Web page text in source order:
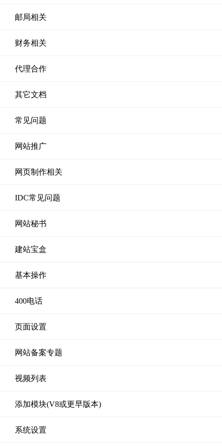
邮局相关
财务相关
代理合作
其它文档
常见问题
网站推广
网页制作相关
IDC常见问题
网站秘书
建站宝盒
基本操作
400电话
页面设置
网站备案专题
视频列表
添加模块(V8或更早版本)
系统设置